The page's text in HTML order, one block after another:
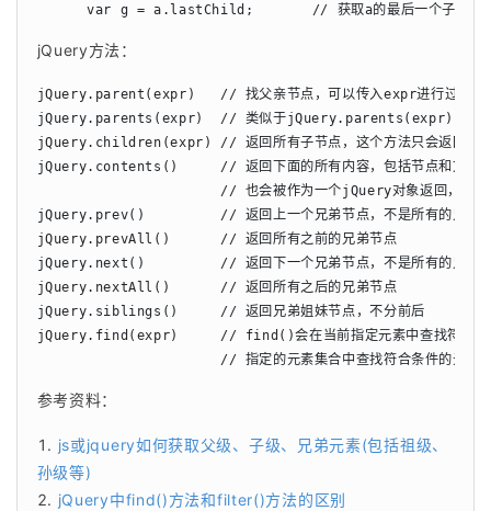
      var g = a.lastChild;       // 获取a的最后一个子节点
jQuery方法：
jQuery.parent(expr)   // 找父亲节点，可以传入expr进行过
jQuery.parents(expr)  // 类似于jQuery.parents(expr),但是是查
jQuery.children(expr) // 返回所有子节点，这个方法只会返回直接
jQuery.contents()     // 返回下面的所有内容，包括节点和文本。
// 也会被作为一个jQuery对象返回，
jQuery.prev()         // 返回上一个兄弟节点，不是所有的兄弟
jQuery.prevAll()      // 返回所有之前的兄弟节点
jQuery.next()         // 返回下一个兄弟节点，不是所有的兄弟
jQuery.nextAll()      // 返回所有之后的兄弟节点
jQuery.siblings()     // 返回兄弟姐妹节点，不分前后
jQuery.find(expr)     // find()会在当前指定元素中查找符合条件
// 指定的元素集合中查找符合条件的元素，
参考资料：
js或jquery如何获取父级、子级、兄弟元素(包括祖级、
孙级等)
jQuery中find()方法和filter()方法的区别